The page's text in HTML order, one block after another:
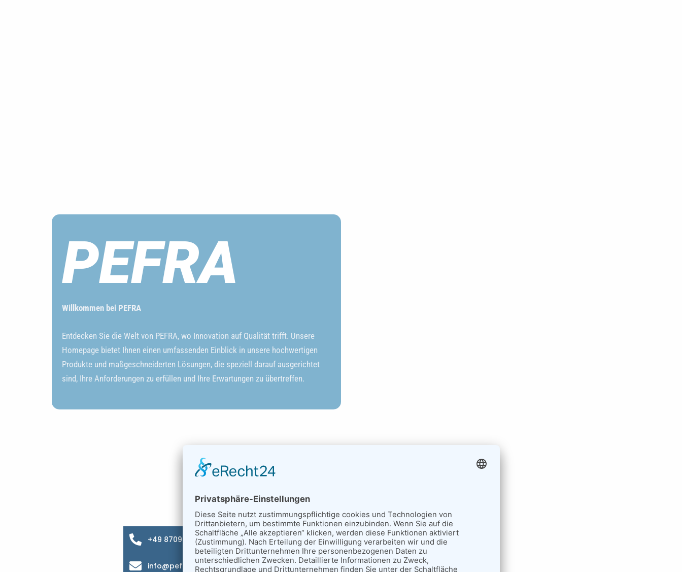
PEFRA
Willkommen bei PEFRA
Entdecken Sie die Welt von PEFRA, wo Innovation auf Qualität trifft. Unsere
Homepage bietet Ihnen einen umfassenden Einblick in unsere hochwertigen
Produkte und maßgeschneiderten Lösungen, die speziell darauf ausgerichtet
sind, Ihre Anforderungen zu erfüllen und Ihre Erwartungen zu übertreffen.
+49 8709 9216-0
info@pefra.net